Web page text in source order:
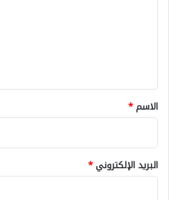
*
الاسم*
البريد الإلكتروني*